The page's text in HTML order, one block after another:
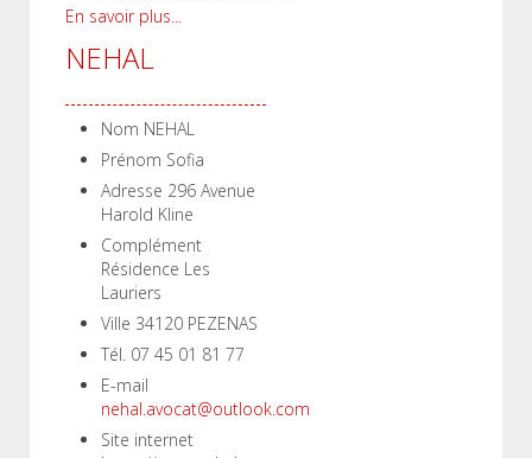
En savoir plus...
NEHAL
Nom NEHAL
Prénom Sofia
Adresse 296 Avenue
Harold Kline
Complément
Résidence Les
Lauriers
Ville 34120 PEZENAS
Tél. 07 45 01 81 77
E-mail
nehal.avocat@outlook.com
Site internet